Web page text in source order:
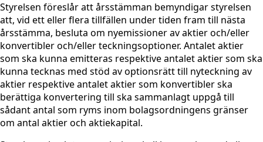
Styrelsen föreslår att årsstämman bemyndigar styrelsen
att, vid ett eller flera tillfällen under tiden fram till nästa
årsstämma, besluta om nyemissioner av aktier och/eller
konvertibler och/eller teckningsoptioner. Antalet aktier
som ska kunna emitteras respektive antalet aktier som ska
kunna tecknas med stöd av optionsrätt till nyteckning av
aktier respektive antalet aktier som konvertibler ska
berättiga konvertering till ska sammanlagt uppgå till
sådant antal som ryms inom bolagsordningens gränser
om antal aktier och aktiekapital.